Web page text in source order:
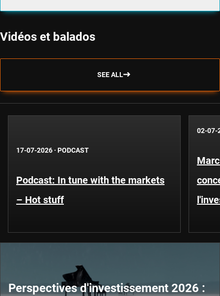
Vidéos et balados
SEE ALL
17-07-2026 · PODCAST
Podcast: In tune with the markets
– Hot stuff
02-07-
Perspectives d'investissement 2026 :